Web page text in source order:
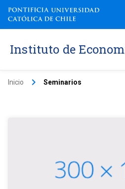
Instituto de
Inicio keyboard_arrow_right Seminarios